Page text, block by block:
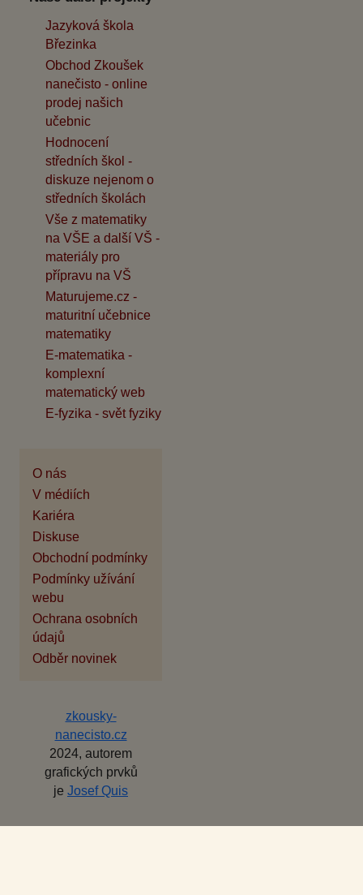
Jazyková škola
Březinka
Obchod Zkoušek
nanečisto - online
prodej našich
učebnic
Hodnocení
středních škol -
diskuze nejenom o
středních školách
Vše z matematiky
na VŠE a další VŠ -
materiály pro
přípravu na VŠ
Maturujeme.cz -
maturitní učebnice
matematiky
E-matematika -
komplexní
matematický web
E-fyzika - svět fyziky
O nás
V médiích
Kariéra
Diskuse
Obchodní podmínky
Podmínky užívání
webu
Ochrana osobních
údajů
Odběr novinek
zkousky-
nanecisto.cz
2024, autorem
grafických prvků
je Josef Quis